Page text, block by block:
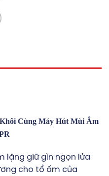
Cùng Máy Hút Mùi Âm
lặng giữ gìn ngọn lửa
cho tổ ấm của